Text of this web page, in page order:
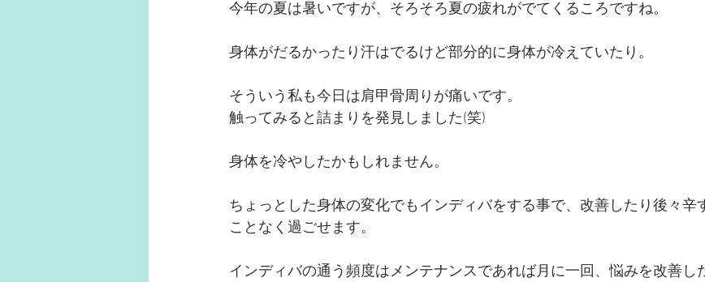
今年の夏は暑いですが、そろそろ夏の疲れがでてくるころですね。
身体がだるかったり汗はでるけど部分的に身体が冷えていたり。
そういう私も今日は肩甲骨周りが痛いです。
触ってみると詰まりを発見しました(笑)
身体を冷やしたかもしれません。
ちょっとした身体の変化でもインディバをする事で、改善したり後々辛
ことなく過ごせます。
インディバの通う頻度はメンテナンスであれば月に一回、悩みを改善し